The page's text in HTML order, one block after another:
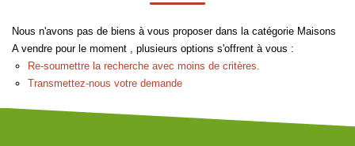
LE GROUPE
Qui Sommes-Nous ?
Budget max Plus de critères
Nous n'avons pas de biens à vous proposer dans la catégorie Maisons
A vendre pour le moment , plusieurs options s'offrent à vous :
Re-soumettre la recherche avec moins de critères.
Transmettez-nous votre demande